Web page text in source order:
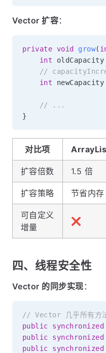
Vector 扩容：
private void grow(
int oldCapacity
//
int newCapacity
// ...
}
对比项
扩容倍数 1.5 倍
扩容策略 节省内存
可自定义
增量
❌
四、线程安全性
Vector 的同步实现 ：
// Vector 几乎所有方
public
synchronized
public
synchronized
public
synchronized